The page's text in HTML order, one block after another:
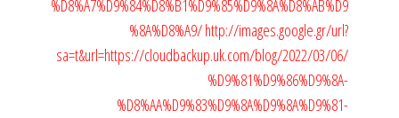
%D8%A7%D9%84%D8%B1%D9%85%D9%8A%D8%AB%D9
%8A%D8%A9/http://images.google.gr/url?
sa=t&url=https://cloudbackup.uk.com/blog/2022/03/06/
%D9%81%D9%86%D9%8A-
%D8%AA%D9%83%D9%8A%D9%8A%D9%81-